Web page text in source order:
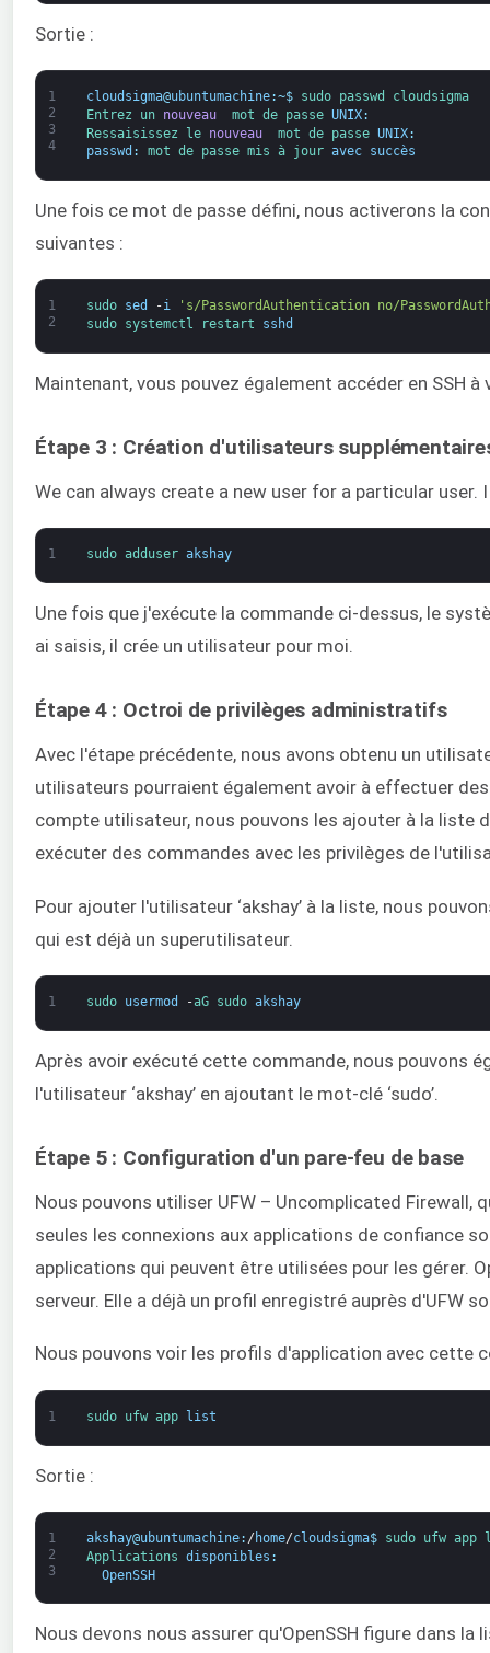
Sortie :
1
2
3
4
cloudsigma@ubuntumachine:~$ sudo passwd
cloudsigma
Entrez un nouveau mot de passe UNIX:
Ressaisissez le nouveau mot de passe UNIX:
passwd : mot de passe mis à jour avec succès
Une fois ce mot de passe défini, nous activerons la
suivantes :
1
2
sudo sed -i
's/PasswordAuthentication no/
sudo systemctl restart sshd
Maintenant, vous pouvez également accéder en SSH
Étape 3 : Création d'utilisateurs
We can always create a new user for a particular
1 sudo adduser akshay
Une fois que j'exécute la commande ci-dessus, le
ai saisis, il crée un utilisateur pour moi.
Étape 4 : Octroi de privilèges administratifs
Avec l'étape précédente, nous avons obtenu un
utilisateurs pourraient également avoir à effectuer
compte utilisateur, nous pouvons les ajouter à la
exécuter des commandes avec les privilèges de
Pour ajouter l'utilisateur ‘akshay’ à la liste, nous
qui est déjà un superutilisateur.
1 sudo usermod -aG sudo akshay
Après avoir exécuté cette commande, nous pouvons
l'utilisateur ‘akshay’ en ajoutant le mot-clé ‘sudo’.
Étape 5 : Configuration d'un pare-feu de base
Nous pouvons utiliser UFW – Uncomplicated
seules les connexions aux applications de confiance
applications qui peuvent être utilisées pour les gérer.
serveur. Elle a déjà un profil enregistré auprès d'UFW
Nous pouvons voir les profils d'application avec cette
1 sudo ufw app list
Sortie :
1
2
3
akshay@ubuntumachine: / home/cloudsigma$ sudo ufw app
Applications disponibles :
OpenSSH
Nous devons nous assurer qu'OpenSSH figure dans